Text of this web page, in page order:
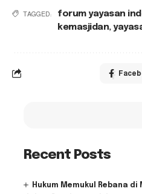
TAGGED: forum yayasan
kemasjidan,
Recent Posts
Hukum Memukul Rebana